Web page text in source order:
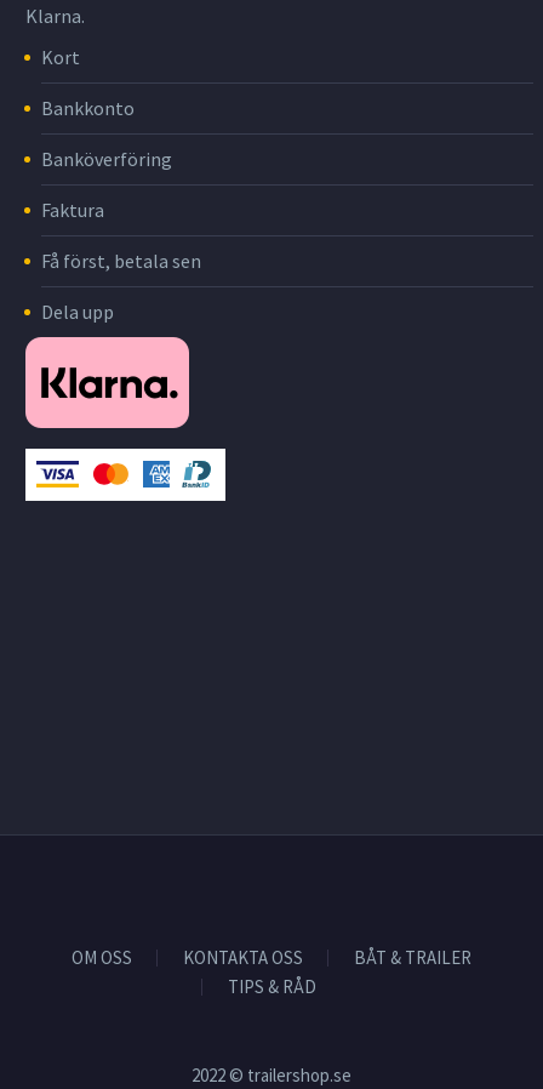
Klarna.
Kort
Bankkonto
Banköverföring
Faktura
Få först, betala sen
Dela upp
OM OSS KONTAKTA OSS
BÅT & TRAILER
TIPS & RÅD
2022 © trailershop.se